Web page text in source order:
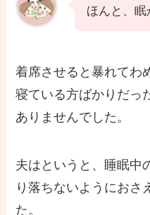
ほんと、
着席させると暴れてわ
寝ている方ばかりだっ
ありませんでした。
夫はというと、睡眠中
り落ちないようにおさ
た。